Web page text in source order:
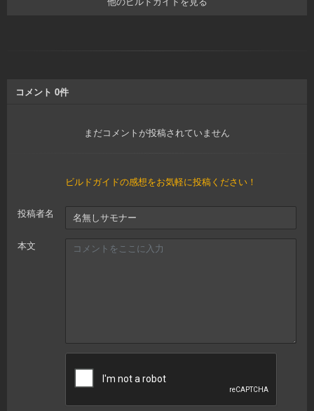
コメント 0件
まだコメントが投稿されていません
ビルドガイドの感想をお気軽に投稿ください！
投稿者名
本文